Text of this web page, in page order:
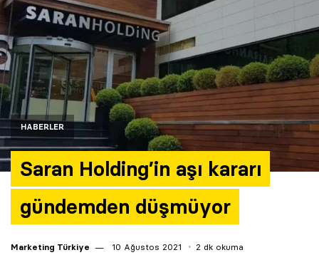
HABERLER
Saran Holding’in aşı kararı
gündemden düşmüyor
Marketing Türkiye 10 Ağustos 2021 2 dk okuma
Araştırma